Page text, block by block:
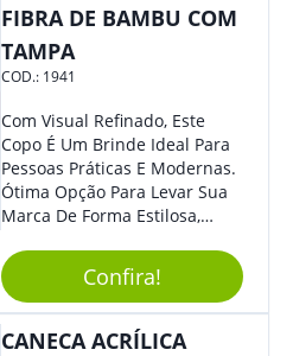
FIBRA DE BAMBU COM
TAMPA
COD.: 1941
Com Visual Refinado, Este
Copo É Um Brinde Ideal Para
Pessoas Práticas E Modernas.
Ótima Opção Para Levar Sua
Marca De Forma Estilosa,
Empresa Em Eventos,
Reuniões Corporativas Ou Até
Mesmo Para Presentear
Colaboradores.
Confira!
CANECA ACRÍLICA